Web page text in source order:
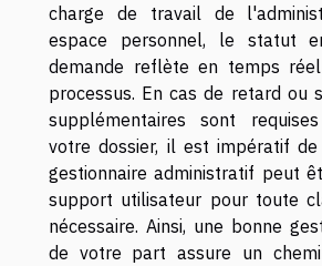
charge de travail de
espace personnel, le statut
demande reflète en temps
processus. En cas de retard ou
supplémentaires sont
votre dossier, il est impératif
gestionnaire administratif peut
support utilisateur pour toute
nécessaire. Ainsi, une bonne
de votre part assure un